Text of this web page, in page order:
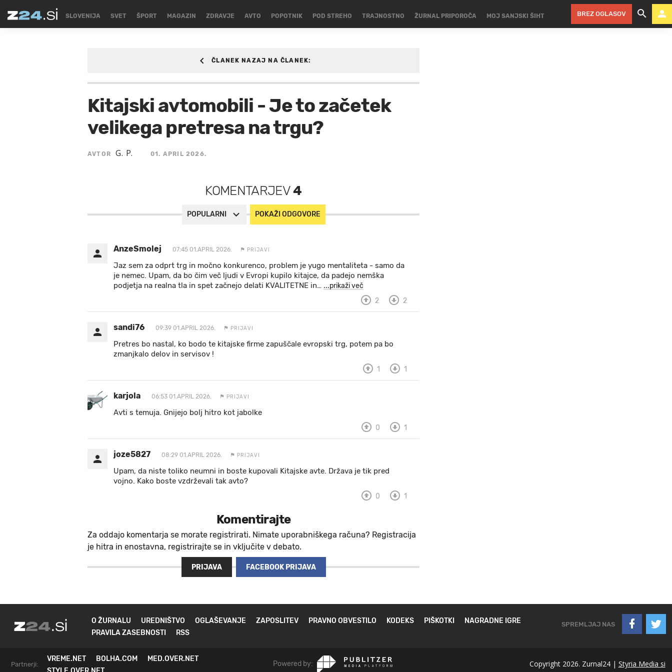
SLOVENIJA SVET ŠPORT MAGAZIN ZDRAVJE AVTO POPOTNIK POD STREHO TRAJNOSTNO ŽURNAL PRIPOROČA MOJ SANJSKI ŠIHT BREZ OGLASOV
Kitajski avtomobili - Je to začetek
velikega pretresa na trgu?
AVTOR G. P. 01. APRIL 2026.
ČLANEK NAZAJ NA ČLANEK:
KOMENTARJEV4
POPULARNI POKAŽI ODGOVORE
AnzeSmolej 07:45 01.APRIL 2026. PRIJAVI
Jaz sem za odprt trg in močno konkurenco, problem je yugo mentaliteta - samo da
je nemec. Upam, da bo čim več ljudi v Evropi kupilo kitajce, da padejo nemška
podjetja na realna tla in spet začnejo delati KVALITETNE in… ...prikaži več
2
2
sandi76 09:39 01.APRIL 2026. PRIJAVI
Pretres bo nastal, ko bodo te kitajske firme zapuščale evropski trg, potem pa bo
zmanjkalo delov in servisov !
1 1
karjola 06:53 01.APRIL 2026. PRIJAVI
Avti s temuja. Gnijejo bolj hitro kot jabolke
0 1
joze5827 08:29 01.APRIL 2026. PRIJAVI
Upam, da niste toliko neumni in boste kupovali Kitajske avte. Država je tik pred
vojno. Kako boste vzdrževali tak avto?
0 1
Komentirajte
Za oddajo komentarja se morate registrirati. Nimate uporabniškega računa? Registracija
je hitra in enostavna, registrirajte se in vključite v debato.
PRIJAVA FACEBOOK PRIJAVA
O ŽURNALU UREDNIŠTVO OGLAŠEVANJE ZAPOSLITEV PRAVNO OBVESTILO KODEKS PIŠKOTKI
NAGRADNE IGRE
PRAVILA ZASEBNOSTI
RSS
SPREMLJAJ NAS
Partnerji:
VREME.NET BOLHA.COM
MED.OVER.NET
Powered by: Copyright 2026. Zurnal24 | Styria Media si